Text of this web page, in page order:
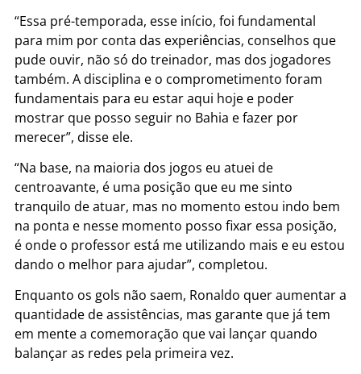
“Essa pré-temporada, esse início, foi fundamental
para mim por conta das experiências, conselhos que
pude ouvir, não só do treinador, mas dos jogadores
também. A disciplina e o comprometimento foram
fundamentais para eu estar aqui hoje e poder
mostrar que posso seguir no Bahia e fazer por
merecer”, disse ele.
“Na base, na maioria dos jogos eu atuei de
centroavante, é uma posição que eu me sinto
tranquilo de atuar, mas no momento estou indo bem
na ponta e nesse momento posso fixar essa posição,
é onde o professor está me utilizando mais e eu estou
dando o melhor para ajudar”, completou.
Enquanto os gols não saem, Ronaldo quer aumentar a
quantidade de assistências, mas garante que já tem
em mente a comemoração que vai lançar quando
balançar as redes pela primeira vez.